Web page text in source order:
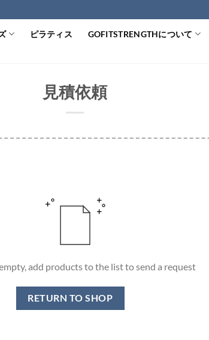
ピラティス
GOFITSTRENGTHについて
見積依頼
add products to the list to send a request
RETURN TO SHOP